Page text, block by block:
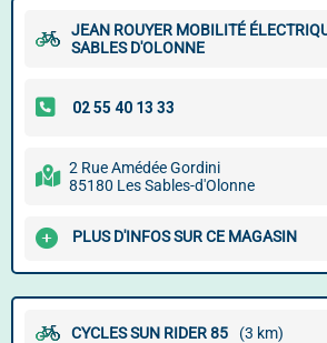
JEAN ROUYER MOBILITÉ
SABLES D'OLONNE
2 Rue Amédée Gordini
85180 Les Sables-d'Olonne
PLUS D'INFOS SUR CE MAGASIN
CYCLES SUN RIDER 85 (3 km)